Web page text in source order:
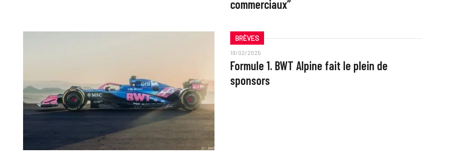
commerciaux”
BRÈVES
19/02/2025
Formule 1. BWT Alpine fait le plein de
sponsors